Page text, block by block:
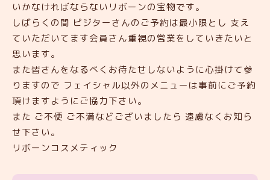
いかなければならないリボーンの宝物です。
しばらくの間 ピジターさんのご予約は最小限とし 支え
ていただいてます会員さん重視の営業をしていきたいと
思います。
また皆さんをなるべくお待たせしないように心掛けて参
りますので フェイシャル以外のメニューは事前にご予約
頂けますようにご協力下さい。
また ご不便 ご不満などございましたら 遠慮なくお知ら
せ下さい。
リボーンコスメティック